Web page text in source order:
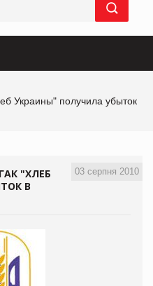
Украины" получила убыток
03 серпня 2010
"ХЛЕБ
В